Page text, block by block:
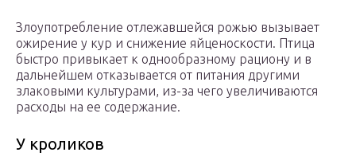
Злоупотребление отлежавшейся рожью вызывает
ожирение у кур и снижение яйценоскости. Птица
быстро привыкает к однообразному рациону и в
дальнейшем отказывается от питания другими
злаковыми культурами, из-за чего увеличиваются
расходы на ее содержание.
У кроликов